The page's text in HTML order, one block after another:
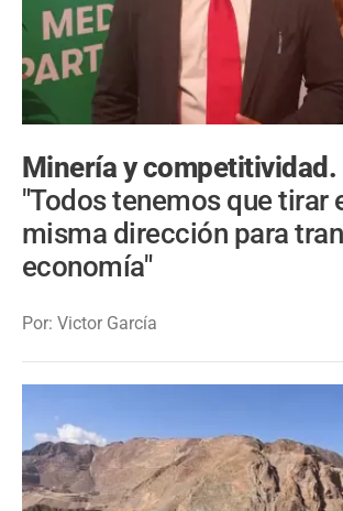
Minería y competitividad.
"Todos tenemos que tirar
misma dirección para
economía"
Por: Victor García